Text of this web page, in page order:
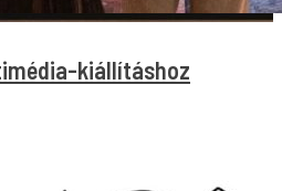
kiállításhoz